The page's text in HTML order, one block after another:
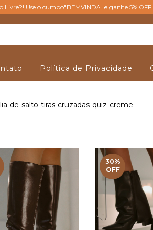
Use o cumpo"BEMVINDA" e ganhe 5% OFF.
Política de Privacidade
de-salto-tiras-cruzadas-quiz-creme
30%
OFF